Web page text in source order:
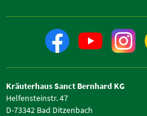
Kräuterhaus Sanct Bernhard KG
Helfensteinstr. 47
D-73342 Bad Ditzenbach